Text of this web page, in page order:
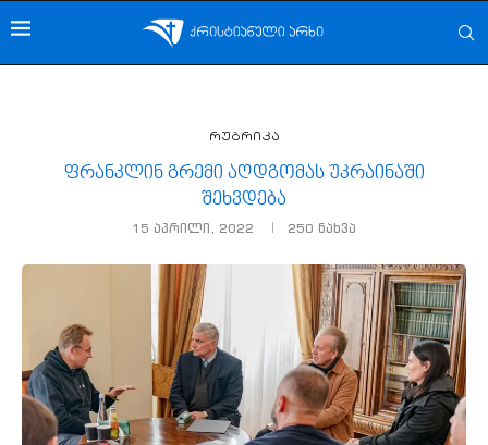
რუბრიკა
ფრანკლინ გრემი აღდგომას უკრაინაში
შეხვდება
15 აპრილი, 2022 250 ნახვა